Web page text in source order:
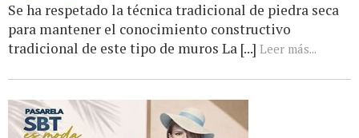
Se ha respetado la técnica tradicional de piedra seca
para mantener el conocimiento constructivo
tradicional de este tipo de muros La [...] Leer más...